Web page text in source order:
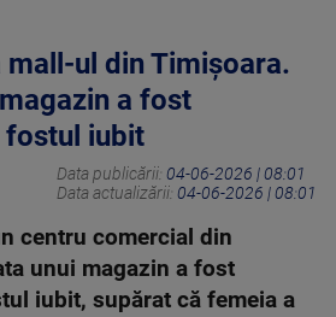
ul din Timișoara.
a fost
fostul iubit
Data publicării: 04-06-2026 | 08:01
Data actualizării: 04-06-2026 | 08:01
centru comercial din
unui magazin a fost
iubit, supărat că femeia a